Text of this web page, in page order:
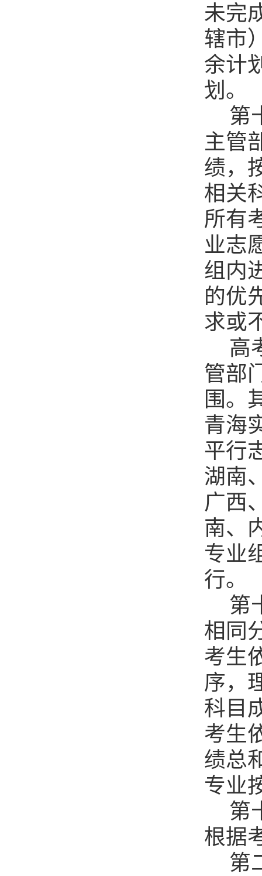
未完
辖市
余计
划。
第
主管
绩，
相关
所有
业志
组内
的优
求或
高
管部
围。
青海
平行
湖南
广西
南、
专业
行。
第
相同
考生
序，
科目
考生
绩总
专业
第
根据
第